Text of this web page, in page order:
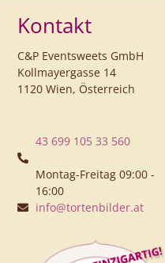
Kontakt
C&P Eventsweets GmbH
Kollmayergasse 14
1120 Wien, Österreich
43 699 105 33 560
Montag-Freitag 09:00 -
16:00
info@tortenbilder.at